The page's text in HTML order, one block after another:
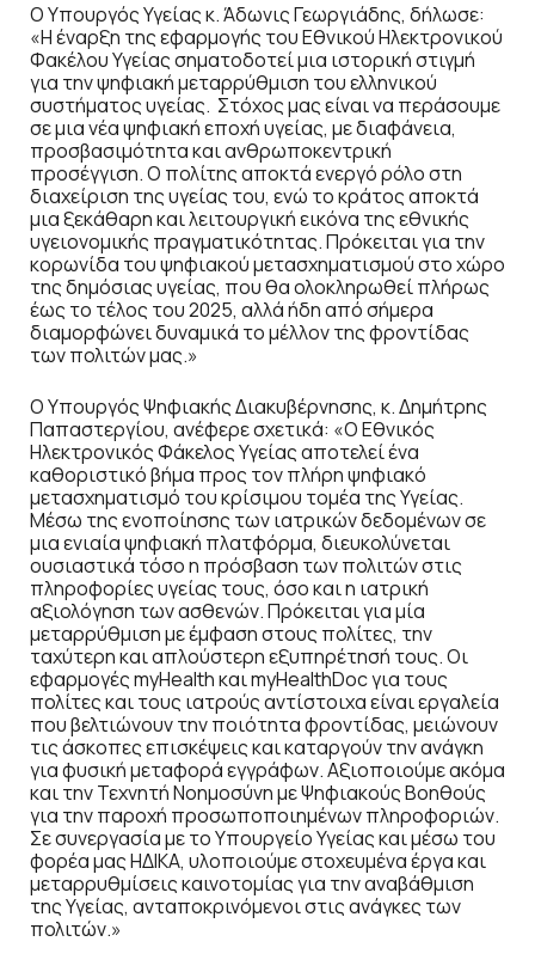
O Υπουργός Υγείας κ. Άδωνις Γεωργιάδης, δήλωσε:
«Η έναρξη της εφαρμογής του Εθνικού Ηλεκτρονικού
Φακέλου Υγείας σηματοδοτεί μια ιστορική στιγμή
για την ψηφιακή μεταρρύθμιση του ελληνικού
συστήματος υγείας. Στόχος μας είναι να περάσουμε
σε μια νέα ψηφιακή εποχή υγείας, με διαφάνεια,
προσβασιμότητα και ανθρωποκεντρική
προσέγγιση. Ο πολίτης αποκτά ενεργό ρόλο στη
διαχείριση της υγείας του, ενώ το κράτος αποκτά
μια ξεκάθαρη και λειτουργική εικόνα της εθνικής
υγειονομικής πραγματικότητας. Πρόκειται για την
κορωνίδα του ψηφιακού μετασχηματισμού στο χώρο
της δημόσιας υγείας, που θα ολοκληρωθεί πλήρως
έως το τέλος του 2025, αλλά ήδη από σήμερα
διαμορφώνει δυναμικά το μέλλον της φροντίδας
των πολιτών μας.»
Ο Υπουργός Ψηφιακής Διακυβέρνησης, κ. Δημήτρης
Παπαστεργίου, ανέφερε σχετικά: «Ο Εθνικός
Ηλεκτρονικός Φάκελος Υγείας αποτελεί ένα
καθοριστικό βήμα προς τον πλήρη ψηφιακό
μετασχηματισμό του κρίσιμου τομέα της Υγείας.
Μέσω της ενοποίησης των ιατρικών δεδομένων σε
μια ενιαία ψηφιακή πλατφόρμα, διευκολύνεται
ουσιαστικά τόσο η πρόσβαση των πολιτών στις
πληροφορίες υγείας τους, όσο και η ιατρική
αξιολόγηση των ασθενών. Πρόκειται για μία
μεταρρύθμιση με έμφαση στους πολίτες, την
ταχύτερη και απλούστερη εξυπηρέτησή τους. Οι
εφαρμογές myHealth και myHealthDoc για τους
πολίτες και τους ιατρούς αντίστοιχα είναι εργαλεία
που βελτιώνουν την ποιότητα φροντίδας, μειώνουν
τις άσκοπες επισκέψεις και καταργούν την ανάγκη
για φυσική μεταφορά εγγράφων. Αξιοποιούμε ακόμα
και την Τεχνητή Νοημοσύνη με Ψηφιακούς Βοηθούς
για την παροχή προσωποποιημένων πληροφοριών.
Σε συνεργασία με το Υπουργείο Υγείας και μέσω του
φορέα μας ΗΔΙΚΑ, υλοποιούμε στοχευμένα έργα και
μεταρρυθμίσεις καινοτομίας για την αναβάθμιση
της Υγείας, ανταποκρινόμενοι στις ανάγκες των
πολιτών.»